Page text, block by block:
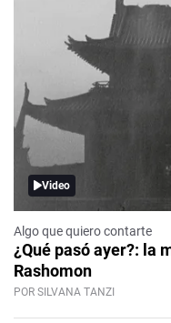
Video
Algo que quiero contarte
¿Qué pasó ayer?: la
Rashomon
POR SILVANA TANZI